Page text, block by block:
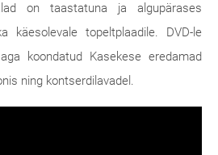
on taastatuna ja algupärases
käesolevale topeltplaadile. DVD-le
koondatud Kasekese eredamad
ning kontserdilavadel.